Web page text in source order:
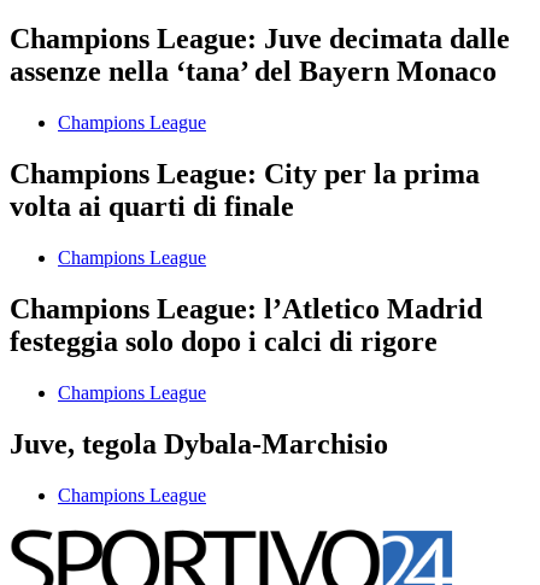
Champions League: Juve decimata dalle
assenze nella ‘tana’ del Bayern Monaco
Champions League
Champions League: City per la prima
volta ai quarti di finale
Champions League
Champions League: l’Atletico Madrid
festeggia solo dopo i calci di rigore
Champions League
Juve, tegola Dybala-Marchisio
Champions League